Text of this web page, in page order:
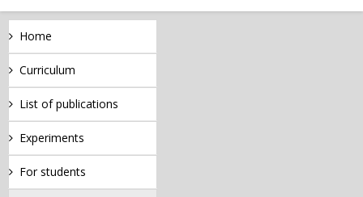
Home
Curriculum
List of publications
Experiments
For students